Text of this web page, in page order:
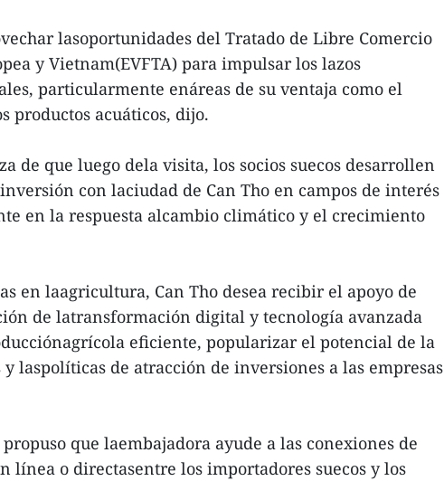
lasoportunidades del Tratado de Libre Comercio
y Vietnam(EVFTA) para impulsar los lazos
particularmente enáreas de su ventaja como el
productos acuáticos, dijo.
de que luego dela visita, los socios suecos desarrollen
con laciudad de Can Tho en campos de interés
en la respuesta alcambio climático y el crecimiento
en laagricultura, Can Tho desea recibir el apoyo de
de latransformación digital y tecnología avanzada
eficiente, popularizar el potencial de la
laspolíticas de atracción de inversiones a las empresas
que laembajadora ayude a las conexiones de
línea o directasentre los importadores suecos y los